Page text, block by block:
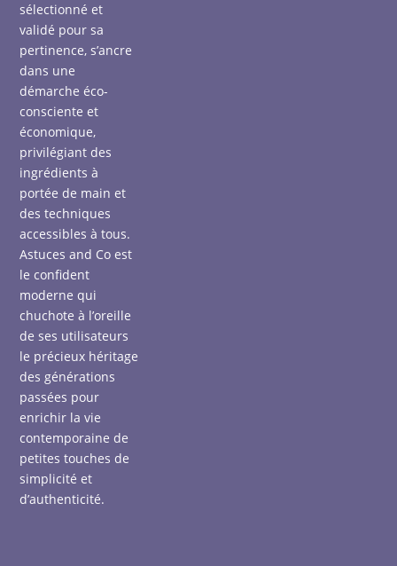
sélectionné et
validé pour sa
pertinence, s’ancre
dans une
démarche éco-
consciente et
économique,
privilégiant des
ingrédients à
portée de main et
des techniques
accessibles à tous.
Astuces and Co est
le confident
moderne qui
chuchote à l’oreille
de ses utilisateurs
le précieux héritage
des générations
passées pour
enrichir la vie
contemporaine de
petites touches de
simplicité et
d’authenticité.